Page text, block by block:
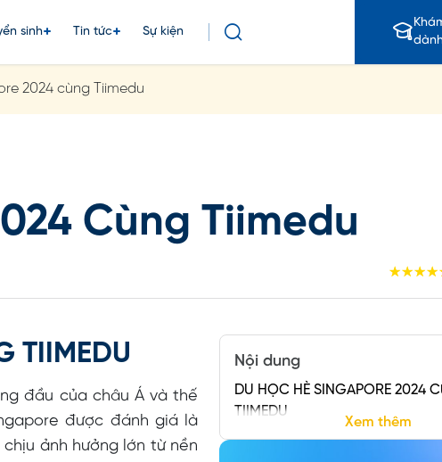
sinh Tin tức Sự kiện
2024 cùng Tiimedu
Cùng Tiimedu
☆
☆
☆
☆
TIIMEDU
đầu của châu Á và thế
được đánh giá là
ảnh hưởng lớn từ nền
Nội dung
DU HỌC HÈ SINGAPORE 2024
TIIMEDU
Xem thêm